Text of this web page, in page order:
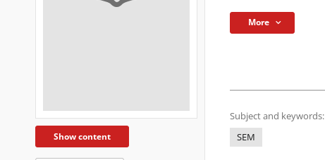
Show content
More
Subject and keywords:
SEM